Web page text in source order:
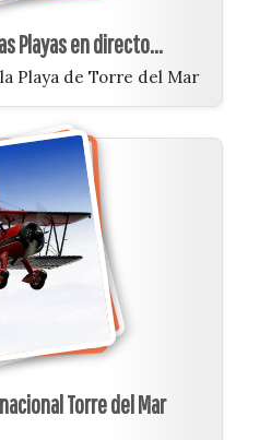
Playas en directo...
Playa de Torre del Mar
Torre del Mar